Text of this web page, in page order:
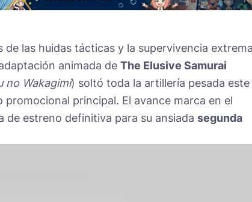
de las huidas tácticas y la supervivencia
animada de The Elusive Samurai
no Wakagimi) soltó toda la artillería pesada
principal. El avance marca en el
de estreno definitiva para su ansiada segunda